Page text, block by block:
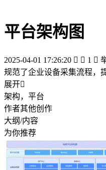
平台架构图
2025-04-01 17:26:20   1 
规范了企业设备采集流程，
展开
架构，平台
作者其他创作
大纲/内容
为你推荐